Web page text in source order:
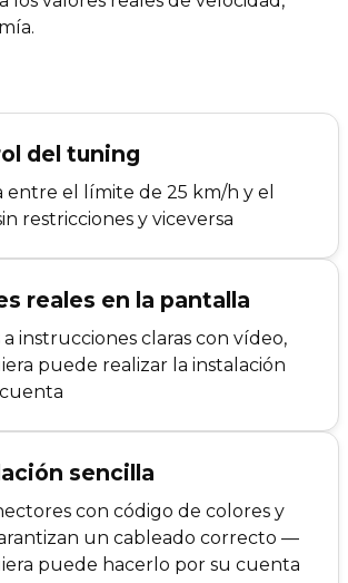
del tuning
entre el límite de 25 km/h y el
restricciones y viceversa
reales en la pantalla
a instrucciones claras con vídeo,
puede realizar la instalación
sencilla
con código de colores y
un cableado correcto —
puede hacerlo por su cuenta